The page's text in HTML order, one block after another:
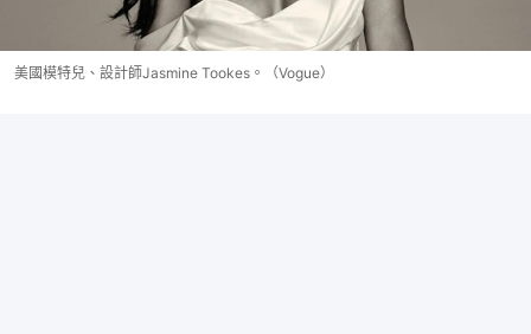
美國模特兒、設計師Jasmine Tookes。（Vogue）